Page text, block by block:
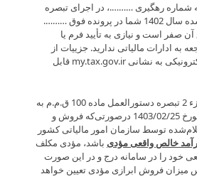
رهگیری ……….، در اجرای تبصره
100، درآمد شناسایی شده سال 1402 شما در پرونده فوق ……….
صفر است و نیازی به تأیید فرم یا
به ادارات مالیاتی ندارید. جزییات از
طریق درگاه خدمات الکترونیکی به نشانی my.tax.gov.ir قابل
ازآنجایی‌که به استناد جزء 2 تبصره دستورالعمل ماده 100 ق.م.م به
شماره 200/11237/د مورخ 1403/02/25 درصورتی‌که فروش و
توسط سازمان امور مالیاتی کشور
خالص واقعی مؤدی باشد، مؤدی مکلف
خود را در سامانه درج و در این صورت
میزان فروش ابرازی مؤدی تعیین خواهد